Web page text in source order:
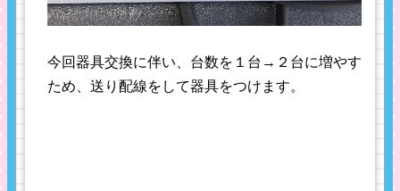
今回器具交換に伴い、台数を１台→２台に増やす
ため、送り配線をして器具をつけます。